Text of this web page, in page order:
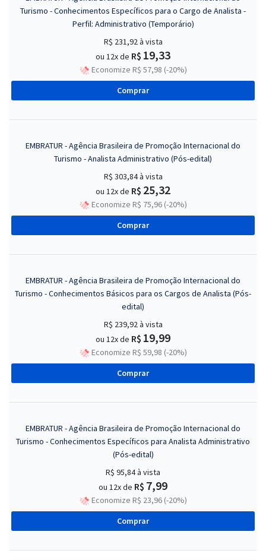
Turismo - Conhecimentos Específicos para o Cargo de Analista -
Perfil: Administrativo (Temporário)
R$ 231,92à vista
ou 12x de R$ 19,33
Economize R$ 57,98 (-20%)
Comprar
EMBRATUR - Agência Brasileira de Promoção Internacional do
Turismo - Analista Administrativo (Pós-edital)
R$ 303,84à vista
ou 12x de R$ 25,32
Economize R$ 75,96 (-20%)
Comprar
EMBRATUR - Agência Brasileira de Promoção Internacional do
Turismo - Conhecimentos Básicos para os Cargos de Analista (Pós-
edital)
R$ 239,92à vista
ou 12x de R$ 19,99
Economize R$ 59,98 (-20%)
Comprar
EMBRATUR - Agência Brasileira de Promoção Internacional do
Turismo - Conhecimentos Específicos para Analista Administrativo
(Pós-edital)
R$ 95,84à vista
ou 12x de R$ 7,99
Economize R$ 23,96 (-20%)
Comprar